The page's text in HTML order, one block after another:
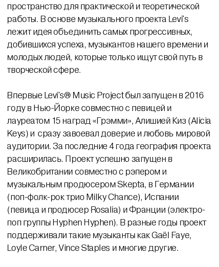
пространство для практической и теоретической
работы. В основе музыкального проекта Levi's
лежит идея объединить самых прогрессивных,
добившихся успеха, музыкантов нашего времени и
молодых людей, которые только ищут свой путь в
творческой сфере.
Впервые Levi's® Music Project был запущен в 2016
году в Нью-Йорке совместно с певицей и
лауреатом 15 наград «Грэмми», Алишией Киз (Alicia
Keys) и сразу завоевал доверие и любовь мировой
аудитории. За последние 4 года география проекта
расширилась. Проект успешно запущен в
Великобритании совместно с рэпером и
музыкальным продюсером Skepta, в Германии
(поп-фолк-рок трио Milky Chance), Испании
(певица и продюсер Rosalia) и Франции (электро-
поп группы Hyphen Hyphen). В разные годы проект
поддерживали такие музыканты как Gaël Faye,
Loyle Carner, Vince Staples и многие другие.